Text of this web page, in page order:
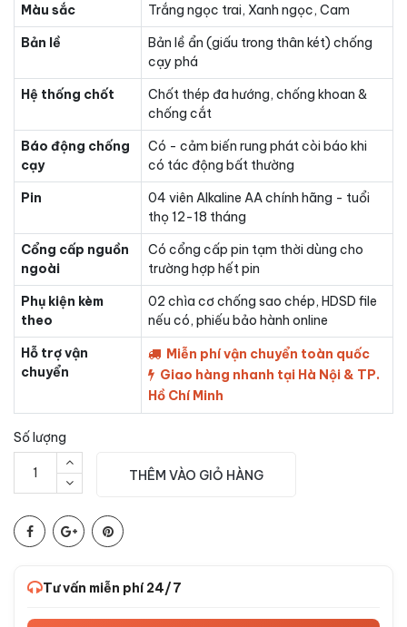
Màu sắc
Trắng ngọc trai, Xanh ngọc, Cam
Bản lề
Bản lề ẩn (giấu trong thân két) chống
cạy phá
Hệ thống chốt
Chốt thép đa hướng, chống khoan &
chống cắt
Báo động chống
cạy
Có - cảm biến rung phát còi báo khi
có tác động bất thường
Pin
04 viên Alkaline AA chính hãng - tuổi
thọ 12-18 tháng
Cổng cấp nguồn
ngoài
Có cổng cấp pin tạm thời dùng cho
trường hợp hết pin
Phụ kiện kèm
theo
02 chìa cơ chống sao chép, HDSD file
nếu có, phiếu bảo hành online
Hỗ trợ vận
chuyển
Miễn phí vận chuyển toàn quốc
Giao hàng nhanh tại Hà Nội & TP.
Hồ Chí Minh
Số lượng
THÊM VÀO GIỎ HÀNG
Tư vấn miễn phí 24/7